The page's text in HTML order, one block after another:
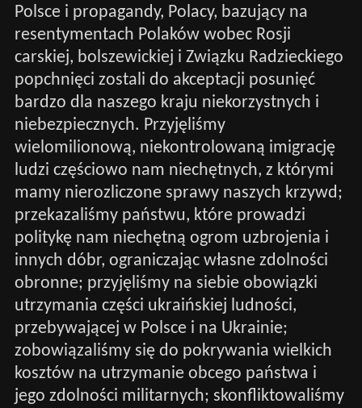
Polsce i propagandy, Polacy, bazujący na
resentymentach Polaków wobec Rosji
carskiej, bolszewickiej i Związku Radzieckiego
popchnięci zostali do akceptacji posunięć
bardzo dla naszego kraju niekorzystnych i
niebezpiecznych. Przyjęliśmy
wielomilionową, niekontrolowaną imigrację
ludzi częściowo nam niechętnych, z którymi
mamy nierozliczone sprawy naszych krzywd;
przekazaliśmy państwu, które prowadzi
politykę nam niechętną ogrom uzbrojenia i
innych dóbr, ograniczając własne zdolności
obronne; przyjęliśmy na siebie obowiązki
utrzymania części ukraińskiej ludności,
przebywającej w Polsce i na Ukrainie;
zobowiązaliśmy się do pokrywania wielkich
kosztów na utrzymanie obcego państwa i
jego zdolności militarnych; skonfliktowaliśmy